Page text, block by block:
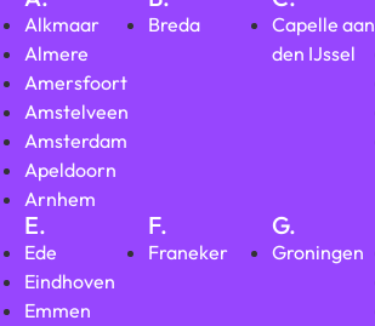
Alkmaar
Almere
Amersfoort
Amstelveen
Amsterdam
Apeldoorn
Arnhem
Breda
Capelle aan
den IJssel
E.
Ede
Eindhoven
Emmen
F.
Franeker
G.
Groningen